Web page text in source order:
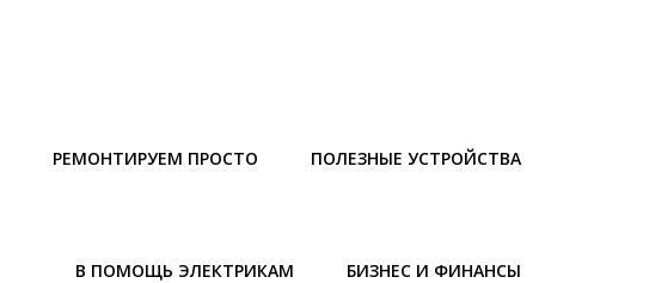
РЕМОНТИРУЕМ ПРОСТО ПОЛЕЗНЫЕ УСТРОЙСТВА
В ПОМОЩЬ ЭЛЕКТРИКАМ БИЗНЕС И ФИНАНСЫ